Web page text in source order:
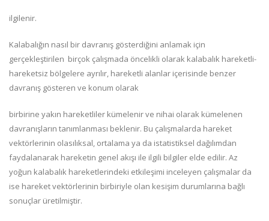
ilgilenir.
Kalabalığın nasıl bir davranış gösterdiğini anlamak için
gerçekleştirilen birçok çalışmada öncelikli olarak kalabalık hareketli-
hareketsiz bölgelere ayrılır, hareketli alanlar içerisinde benzer
davranış gösteren ve konum olarak
birbirine yakın hareketliler kümelenir ve nihai olarak kümelenen
davranışların tanımlanması beklenir. Bu çalışmalarda hareket
vektörlerinin olasılıksal, ortalama ya da istatistiksel dağılımdan
faydalanarak hareketin genel akışı ile ilgili bilgiler elde edilir. Az
yoğun kalabalık hareketlerindeki etkileşimi inceleyen çalışmalar da
ise hareket vektörlerinin birbiriyle olan kesişim durumlarına bağlı
sonuçlar üretilmiştir.